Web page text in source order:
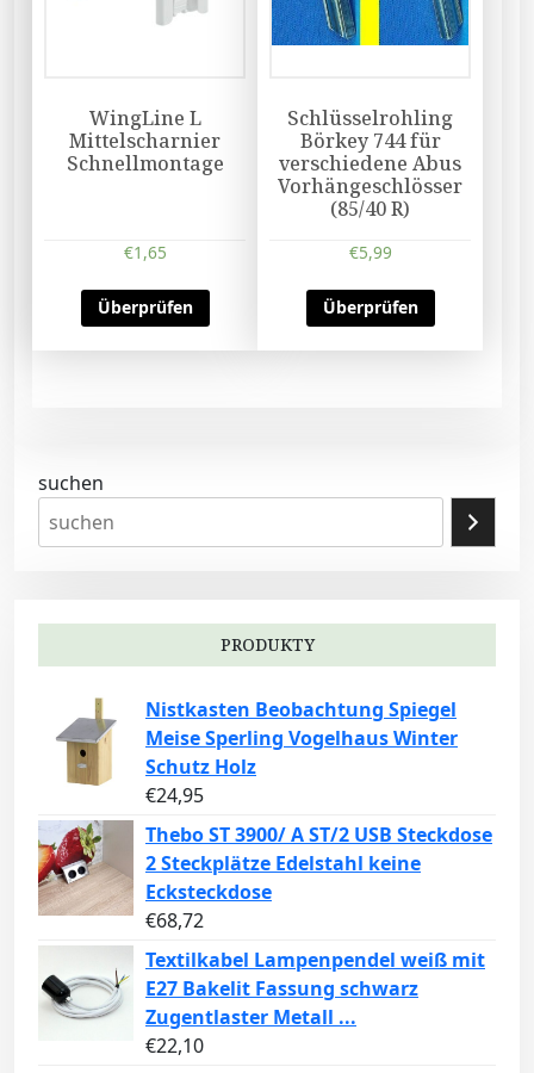
WingLine L
Mittelscharnier
Schnellmontage
€1,65
Überprüfen
Schlüsselrohling
Börkey 744 für
verschiedene Abus
Vorhängeschlösser
(85/40 R)
€5,99
Überprüfen
suchen
PRODUKTY
Nistkasten Beobachtung Spiegel
Meise Sperling Vogelhaus Winter
Schutz Holz
€24,95
Thebo ST 3900/ A ST/2 USB Steckdose
2 Steckplätze Edelstahl keine
Ecksteckdose
€68,72
Textilkabel Lampenpendel weiß mit
E27 Bakelit Fassung schwarz
Zugentlaster Metall ...
€22,10